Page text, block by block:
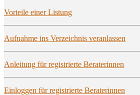
Vor­tei­le einer Listung
Auf­nah­me ins Ver­zeich­nis veranlassen
Anlei­tung für regis­trier­te Beraterinnen
Ein­log­gen für regis­trier­te Beraterinnen